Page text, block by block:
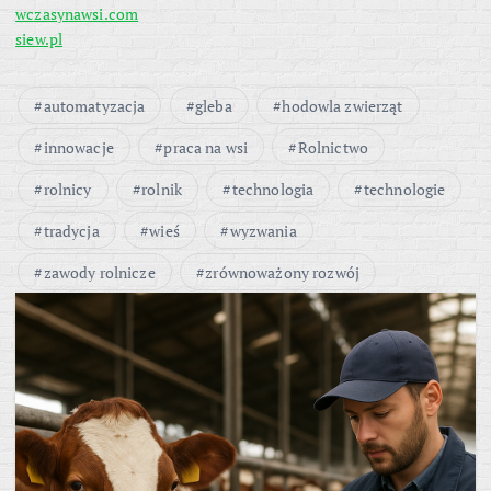
wczasynawsi.com
siew.pl
automatyzacja gleba
hodowla zwierząt
innowacje
praca na wsi
Rolnictwo
rolnicy
rolnik technologia
technologie
tradycja
wieś
wyzwania
zawody rolnicze
zrównoważony rozwój